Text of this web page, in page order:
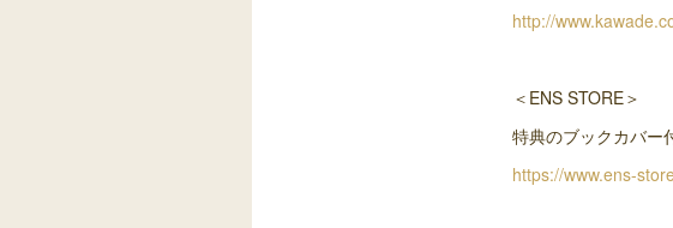
http://
＜ENS STORE＞
特典のブックカバー
https://www.ens-